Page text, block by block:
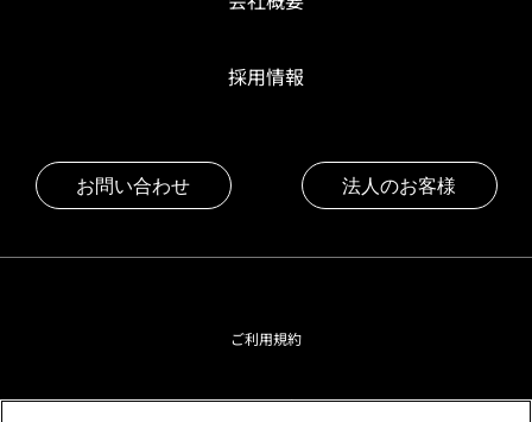
採用情報
お問い合わせ 法人のお客様
ご利用規約
プライバシーポリシー